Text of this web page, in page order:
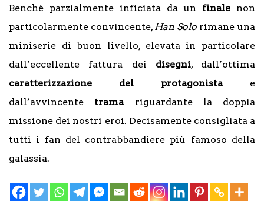
Benché parzialmente inficiata da un finale non
particolarmente convincente,Han Solo rimane una
miniserie di buon livello, elevata in particolare
dall’eccellente fattura dei disegni, dall’ottima
caratterizzazione
del protagonistae
dall’avvincente tramariguardante la doppia
missione dei nostri eroi. Decisamente consigliata a
tutti i fan del contrabbandiere più famoso della
galassia.